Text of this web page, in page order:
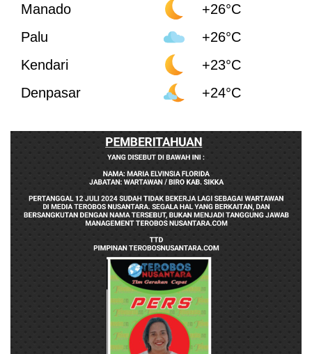
Manado
+26°C
Palu
+26°C
Kendari
+23°C
Denpasar
+24°C